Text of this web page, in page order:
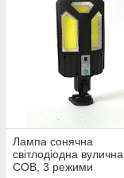
Лампа сонячна
світлодіодна
COB, 3 режими